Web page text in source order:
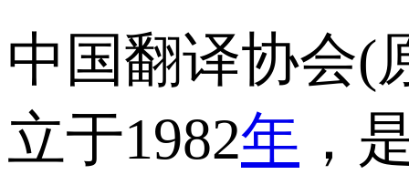
中国翻译协会(
立于1982年 ，